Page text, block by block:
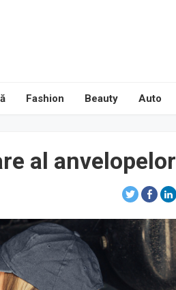
Fashion Beauty Auto
al anvelopelor